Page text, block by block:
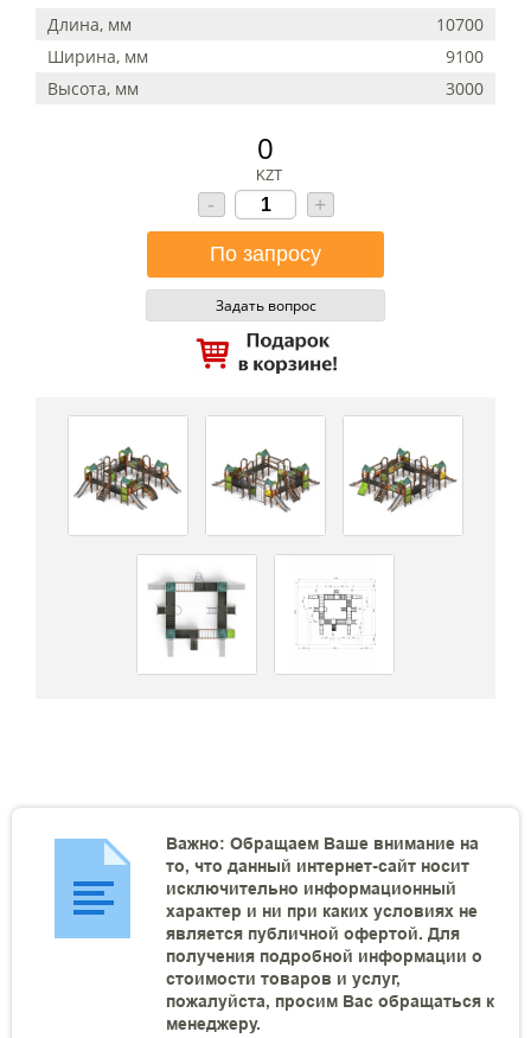
Длина, мм
10700
Ширина, мм
9100
Высота, мм
3000
0
KZT
- +
Задать вопрос
Важно: Обращаем Ваше внимание на
то, что данный интернет-сайт носит
исключительно информационный
характер и ни при каких условиях не
является публичной офертой. Для
получения подробной информации о
стоимости товаров и услуг,
пожалуйста, просим Вас обращаться к
менеджеру.